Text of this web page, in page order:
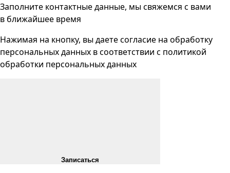
Заполните контактные данные, мы свяжемся с вами
в ближайшее время
Нажимая на кнопку, вы даете согласие на обработку
персональных данных в соответствии с политикой
обработки персональных данных
Записаться